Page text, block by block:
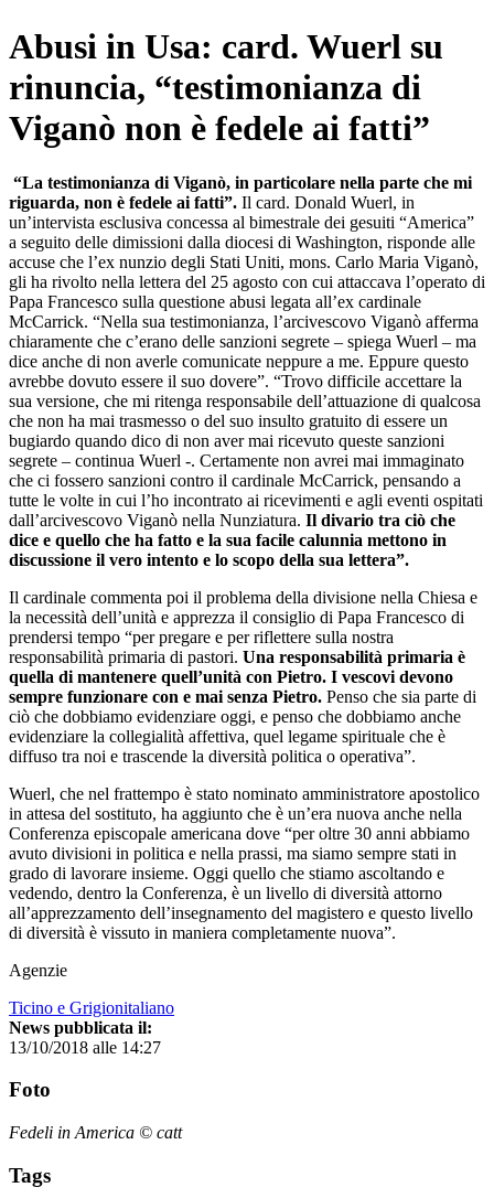
Abusi in Usa: card. Wuerl su
rinuncia, “testimonianza di
Viganò non è fedele ai fatti”
“La testimonianza di Viganò, in particolare nella parte che mi
riguarda, non è fedele ai fatti”. Il card. Donald Wuerl, in
un’intervista esclusiva concessa al bimestrale dei gesuiti “America”
a seguito delle dimissioni dalla diocesi di Washington, risponde alle
accuse che l’ex nunzio degli Stati Uniti, mons. Carlo Maria Viganò,
gli ha rivolto nella lettera del 25 agosto con cui attaccava l’operato di
Papa Francesco sulla questione abusi legata all’ex cardinale
McCarrick. “Nella sua testimonianza, l’arcivescovo Viganò afferma
chiaramente che c’erano delle sanzioni segrete – spiega Wuerl – ma
dice anche di non averle comunicate neppure a me. Eppure questo
avrebbe dovuto essere il suo dovere”. “Trovo difficile accettare la
sua versione, che mi ritenga responsabile dell’attuazione di qualcosa
che non ha mai trasmesso o del suo insulto gratuito di essere un
bugiardo quando dico di non aver mai ricevuto queste sanzioni
segrete – continua Wuerl -. Certamente non avrei mai immaginato
che ci fossero sanzioni contro il cardinale McCarrick, pensando a
tutte le volte in cui l’ho incontrato ai ricevimenti e agli eventi ospitati
dall’arcivescovo Viganò nella Nunziatura. Il divario tra ciò che
dice e quello che ha fatto e la sua facile calunnia mettono in
discussione il vero intento e lo scopo della sua lettera”.
Il cardinale commenta poi il problema della divisione nella Chiesa e
la necessità dell’unità e apprezza il consiglio di Papa Francesco di
prendersi tempo “per pregare e per riflettere sulla nostra
responsabilità primaria di pastori. Una responsabilità primaria è
quella di mantenere quell’unità con Pietro. I vescovi devono
sempre funzionare con e mai senza Pietro. Penso che sia parte di
ciò che dobbiamo evidenziare oggi, e penso che dobbiamo anche
evidenziare la collegialità affettiva, quel legame spirituale che è
diffuso tra noi e trascende la diversità politica o operativa”.
Wuerl, che nel frattempo è stato nominato amministratore apostolico
in attesa del sostituto, ha aggiunto che è un’era nuova anche nella
Conferenza episcopale americana dove “per oltre 30 anni abbiamo
avuto divisioni in politica e nella prassi, ma siamo sempre stati in
grado di lavorare insieme. Oggi quello che stiamo ascoltando e
vedendo, dentro la Conferenza, è un livello di diversità attorno
all’apprezzamento dell’insegnamento del magistero e questo livello
di diversità è vissuto in maniera completamente nuova”.
Agenzie
Ticino e Grigionitaliano
News pubblicata il:
13/10/2018 alle 14:27
Foto
Fedeli in America © catt
Tags